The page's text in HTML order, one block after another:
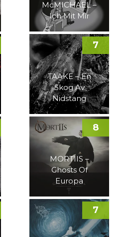
McMICHAEL –
Ich Mit Mir
TAAKE – En
Skog Av
Nidstang
7
MORTIIS –
Ghosts Of
Europa
8
7